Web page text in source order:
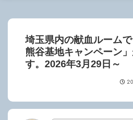
埼玉県内の献血ルーム
熊谷基地キャンペーン
す。2026年3月29日～